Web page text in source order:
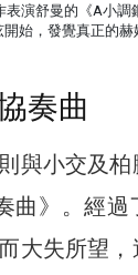
表演舒曼的《A小調
始，發覺真正的赫
奏曲
與小交及
曲》。經
大失所望